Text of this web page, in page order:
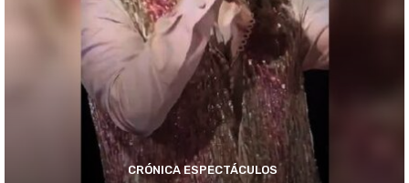
CRÓNICA ESPECTÁCULOS